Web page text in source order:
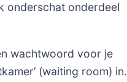
onderschat onderdeel
wachtwoord voor je
(waiting room) in.